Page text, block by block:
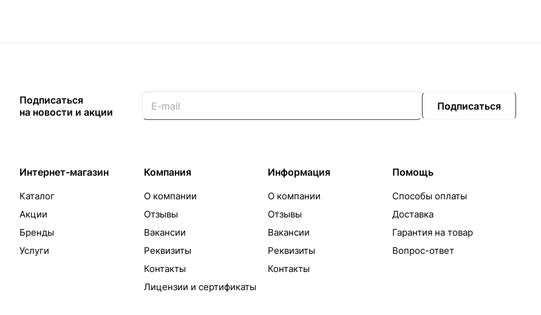
Подписаться
на новости и акции
Подписаться
Интернет-магазин
Каталог
Акции
Бренды
Услуги
Компания
О компании
Отзывы
Вакансии
Реквизиты
Контакты
Лицензии и сертификаты
Информация
О компании
Отзывы
Вакансии
Реквизиты
Контакты
Помощь
Способы оплаты
Доставка
Гарантия на товар
Вопрос-ответ